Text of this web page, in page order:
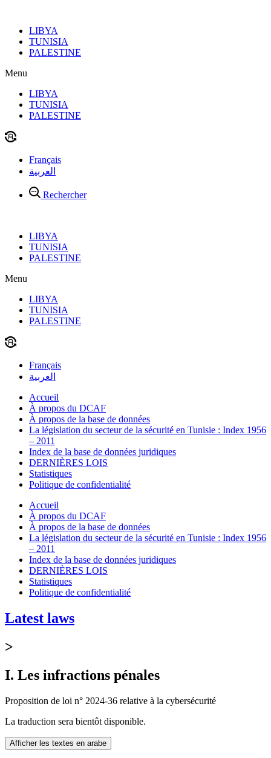
contenuLIBYA
TUNISIA
PALESTINE
Menu
LIBYA
TUNISIA
PALESTINE
Français
العربية
Rechercher
LIBYA
TUNISIA
PALESTINE
Menu
LIBYA
TUNISIA
PALESTINE
Français
العربية
Accueil
À propos du DCAF
À propos de la base de données
La législation du secteur de la sécurité en Tunisie : Index 1956
– 2011
Index de la base de données juridiques
DERNIÈRES LOIS
Statistiques
Politique de confidentialité
Accueil
À propos du DCAF
À propos de la base de données
La législation du secteur de la sécurité en Tunisie : Index 1956
– 2011
Index de la base de données juridiques
DERNIÈRES LOIS
Statistiques
Politique de confidentialité
Latest laws
>
I. Les infractions pénales
Proposition de loi n° 2024-36 relative à la cybersécurité
La traduction sera bientôt disponible.
Afficher les textes en arabe